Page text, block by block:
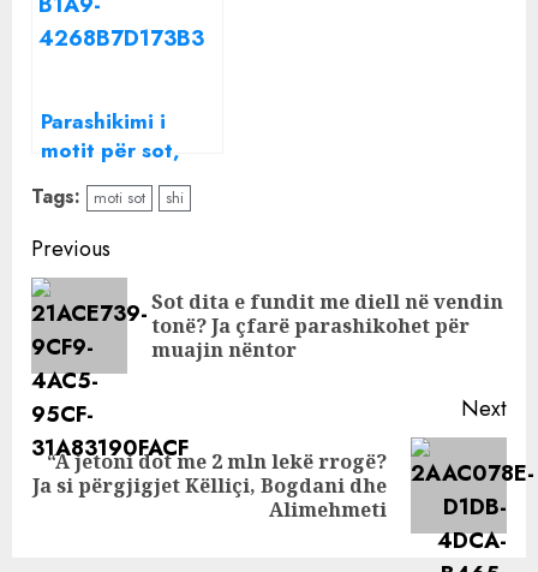
Parashikimi i
motit për sot,
pritet të ketë
reshje shiu në të
gjithë territorin
Tags: moti sot shi
Continue
Reading
Previous
Sot dita e fundit me diell në vendin
tonë? Ja çfarë parashikohet për
muajin nëntor
Next
Next
“A jetoni dot me 2 mln lekë rrogë?
Ja si përgjigjet Këlliçi, Bogdani dhe
Alimehmeti